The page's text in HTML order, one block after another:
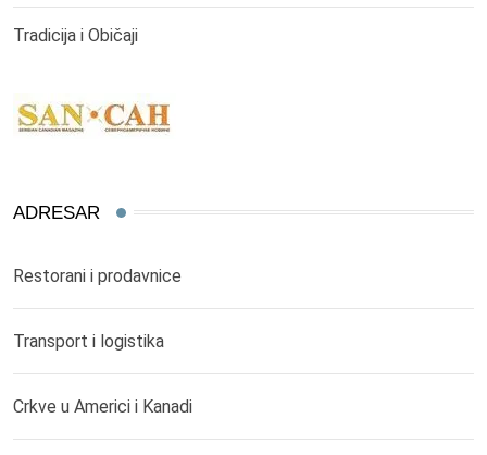
Tradicija i Običaji
ADRESAR
Restorani i prodavnice
Transport i logistika
Crkve u Americi i Kanadi